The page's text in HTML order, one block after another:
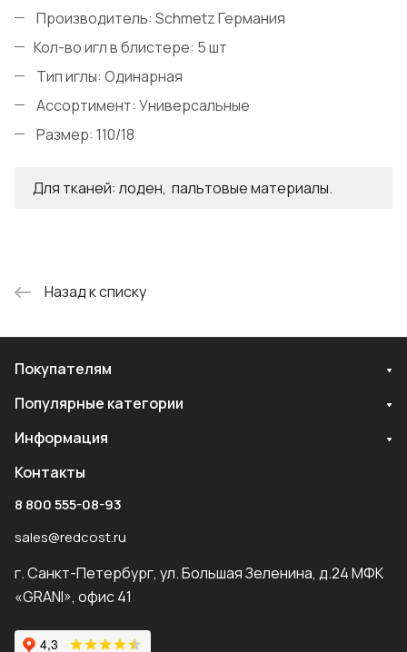
Производитель: Schmetz Германия
Кол-во игл в блистере: 5 шт
Тип иглы: Одинарная
Ассортимент: Универсальные
Размер: 110/18
Для тканей: лоден, пальтовые материалы.
Назад к списку
Покупателям
Популярные категории
Информация
Контакты
8 800 555-08-93
sales@redcost.ru
г. Санкт-Петербург, ул. Большая Зеленина, д.24 МФК
«GRANI», офис 41